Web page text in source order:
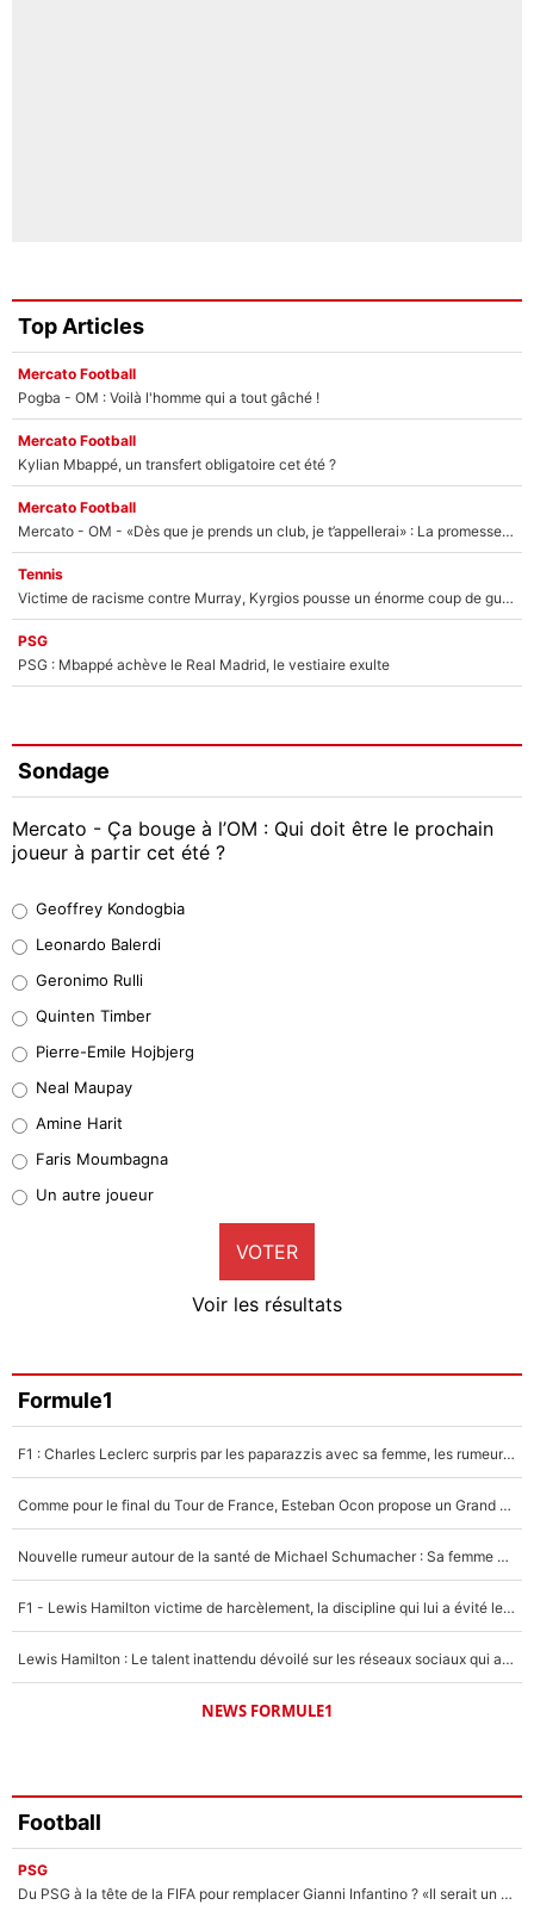
Top Articles
Mercato Football
Pogba - OM : Voilà l'homme qui a tout gâché !
Mercato Football
Kylian Mbappé, un transfert obligatoire cet été ?
Mercato Football
Mercato - OM - «Dès que je prends un club, je t’appellerai» : La promesse de Marcelino au moment de claquer la porte
Tennis
Victime de racisme contre Murray, Kyrgios pousse un énorme coup de gueule !
PSG
PSG : Mbappé achève le Real Madrid, le vestiaire exulte
Sondage
Mercato - Ça bouge à l’OM : Qui doit être le prochain
joueur à partir cet été ?
38%
32%
4%
1%
9%
Faris Moumbagna
4%
Un autre joueur
5%
Geoffrey Kondogbia
Leonardo Balerdi
Geronimo Rulli
Quinten Timber
Pierre-Emile Hojbjerg
Neal Maupay
Amine Harit
Faris Moumbagna
Un autre joueur
VOTER
Voir les résultats
Formule1
F1 : Charles Leclerc surpris par les paparazzis avec sa femme, les rumeurs étaient vraies !
Comme pour le final du Tour de France, Esteban Ocon propose un Grand Prix de Formule 1 à Paris : «Autour de l’Arc de Triomphe, ce serait génial» !
Nouvelle rumeur autour de la santé de Michael Schumacher : Sa femme Corinna sort du silence
F1 - Lewis Hamilton victime de harcèlement, la discipline qui lui a évité le pire : «J'aurais probablement mal tourné»
Lewis Hamilton : Le talent inattendu dévoilé sur les réseaux sociaux qui a impressionné Kim Kardashian pendant leurs vacances en amoureux !
NEWS FORMULE1
Football
PSG
Du PSG à la tête de la FIFA pour remplacer Gianni Infantino ? «Il serait un mauvais président», le patron de la Liga s'attaque à Nasser Al-Khelaïfi !